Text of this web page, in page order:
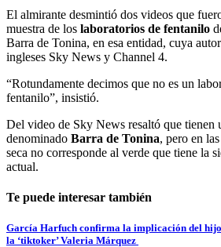
El almirante desmintió dos videos que
muestra de los laboratorios de fentanilo
Barra de Tonina, en esa entidad, cuya
ingleses Sky News y Channel 4.
“Rotundamente decimos que no es un
fentanilo”, insistió.
Del video de Sky News resaltó que tienen
denominado Barra de Tonina, pero en
seca no corresponde al verde que tiene la
actual.
Te puede interesar también
García Harfuch confirma la implicación del
la ‘tiktoker’ Valeria Márquez